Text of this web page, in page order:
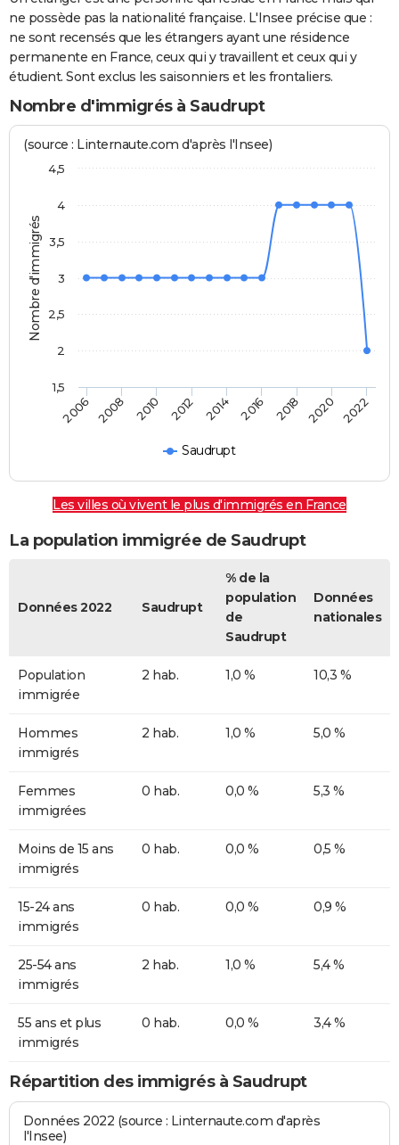
ne possède pas la nationalité française. L'Insee précise que :
ne sont recensés que les étrangers ayant une résidence
permanente en France, ceux qui y travaillent et ceux qui y
étudient. Sont exclus les saisonniers et les frontaliers.
Nombre d'immigrés à Saudrupt
Nombre d'immigrés
(source : Linternaute.com d'après l'Insee)
Saudrupt
2006 2008 2010 2012 2014 2016 2018 2020 2022
1,5
2
2,5
3
3,5
4
4,5
Les villes où vivent le plus d'immigrés en France
La population immigrée de Saudrupt
Données 2022 Saudrupt
% de la
population
de
Saudrupt
Données
nationales
Population
immigrée
2 hab. 1,0 % 10,3 %
Hommes
immigrés
2 hab. 1,0 % 5,0 %
Femmes
immigrées
0 hab. 0,0 % 5,3 %
Moins de 15 ans
immigrés
0 hab. 0,0 % 0,5 %
15-24 ans
immigrés
0 hab. 0,0 % 0,9 %
25-54 ans
immigrés
2 hab. 1,0 % 5,4 %
55 ans et plus
immigrés
0 hab. 0,0 % 3,4 %
Répartition des immigrés à Saudrupt
Données 2022 (source : Linternaute.com d'après
l'Insee)